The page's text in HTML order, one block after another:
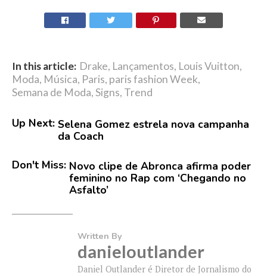
In this article: Drake, Lançamentos, Louis Vuitton,
Moda, Música, Paris, paris fashion Week,
Semana de Moda,Signs, Trend
Up Next: Selena Gomez estrela nova campanha
da Coach
Don't Miss: Novo clipe de Abronca afirma poder
feminino no Rap com ‘Chegando no
Asfalto’
Written By
danieloutlander
Daniel Outlander é Diretor de Jornalismo do